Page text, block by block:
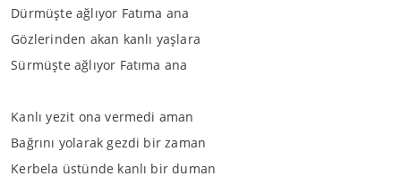
Dürmüşte ağlıyor Fatıma ana
Gözlerinden akan kanlı yaşlara
Sürmüşte ağlıyor Fatıma ana
Kanlı yezit ona vermedi aman
Bağrını yolarak gezdi bir zaman
Kerbela üstünde kanlı bir duman